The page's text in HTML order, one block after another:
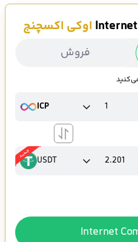
اوکی اکسچنج
فروش
ICP
USDT